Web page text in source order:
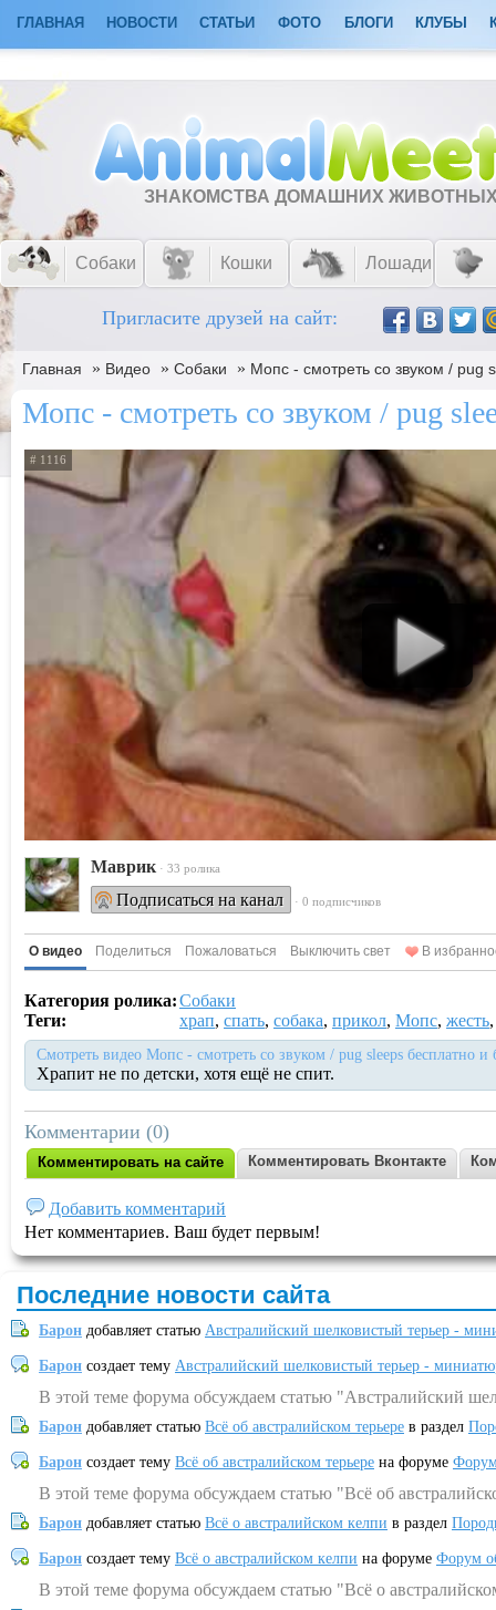
ГЛАВНАЯ НОВОСТИ СТАТЬИ ФОТО БЛОГИ КЛУБЫ
ЗНАКОМСТВА ДОМАШНИХ
Собаки Кошки Лошади
Пригласите друзей на сайт:
Главная » Видео » Собаки » Мопс - смотреть со звуком / pug
Мопс - смотреть со звуком / pug
# 1116
Маврик · 33 ролика
Подписаться на канал · 0 подписчиков
О видео Поделиться Пожаловаться Выключить свет В
Категория ролика:Собаки
Теги:
храп, спать, собака, прикол, Мопс, жесть
Смотреть видео Мопс - смотреть со звуком / pug sleeps бесплатно и
Храпит не по детски, хотя ещё не спит.
Комментарии (0)
Комментировать на сайте Комментировать Вконтакте
Добавить комментарий
Нет комментариев. Ваш будет первым!
Последние новости сайта
Барон добавляет статью Австралийский шелковистый терьер -
Барон создает тему Австралийский шелковистый терьер -
В этой теме форума обсуждаем статью "Австралийский
Барон добавляет статью Всё об австралийском терьере в раздел
Барон создает тему Всё об австралийском терьере на форуме
В этой теме форума обсуждаем статью "Всё об
Барон добавляет статью Всё о австралийском келпи в раздел
Барон создает тему Всё о австралийском келпи на форуме Форум
В этой теме форума обсуждаем статью "Всё о